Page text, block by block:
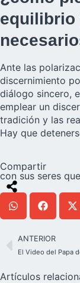
equilibrio
Ante las
discernimiento
diálogo sincero,
emplear un
tradición y las
Hay que
Compartir
con sus seres
ANTERIOR
Artículos